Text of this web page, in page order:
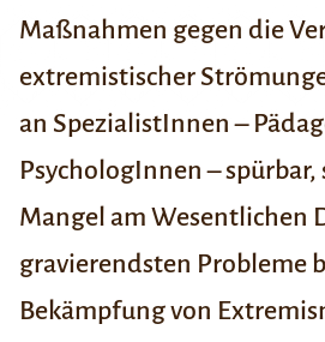
Maßnahmen gegen die
extremistischer
an SpezialistInnen –
PsychologInnen –
Mangel am Wesentlichen
gravierendsten Probleme
Bekämpfung von